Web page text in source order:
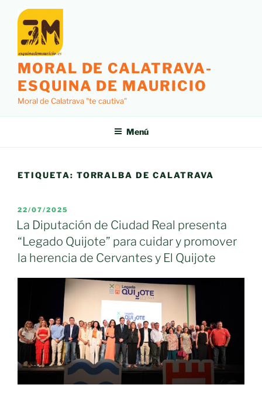
contenido
MORAL DE CALATRAVA-
ESQUINA DE MAURICIO
Moral de Calatrava "te cautiva"
Menú
ETIQUETA: TORRALBA DE CALATRAVA
PUBLICADO
EL
22/07/2025
La Diputación de Ciudad Real presenta
“Legado Quijote” para cuidar y promover
la herencia de Cervantes y El Quijote